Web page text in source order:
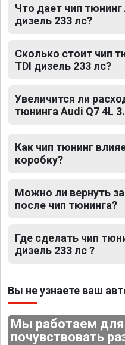
Что дает чип тюнинг
дизель 233 лс?
Сколько стоит чип
TDI дизель 233 лс?
Увеличится ли
тюнинга Audi Q7 4L
Как чип тюнинг
коробку?
Можно ли вернуть
после чип тюнинга?
Где сделать чип
дизель 233 лс ?
Вы не узнаете ваш
Мы работаем
почувствовать